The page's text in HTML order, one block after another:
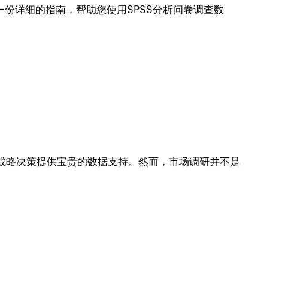
详细的指南，帮助您使用SPSS分析问卷调查数
决策提供宝贵的数据支持。然而，市场调研并不是